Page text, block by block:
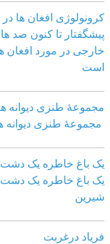
کرونولوژی افغان ھا در
پیشگفتار تا کنون صد
خارجی در مورد افغان
است
مجموعهٔ طنزی دیوانه
مجموعهٔ طنزی دیوانه
یک باغ خاطره یک
یک باغ خاطره یک دشت
شیرین
فریاد درغربت